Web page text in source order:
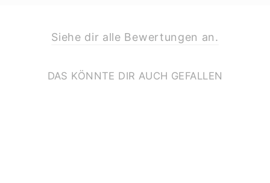
Siehe dir alle Bewertungen an.
DAS KÖNNTE DIR AUCH GEFALLEN